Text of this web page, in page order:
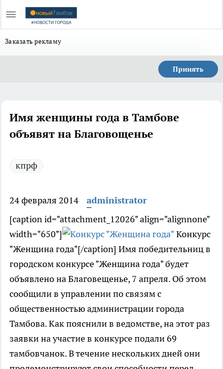
Заказать рекламу
Принять
Имя женщины года в Тамбове
объявят на Благовощенье
кпрф
24 февраля 2014
administrator
[caption id="attachment_12026" align="alignnone"
width="650"]
Конкурс
"Женщина года"[/caption] Имя победительниц в
городском конкурсе "Женщина года" будет
объявлено на Благовещенье, 7 апреля. Об этом
сообщили в управлении по связям с
общественностью администрации города
Тамбова. Как пояснили в ведомстве, на этот раз
заявки на участие в конкурсе подали 69
тамбовчанок. В течение нескольких дней они